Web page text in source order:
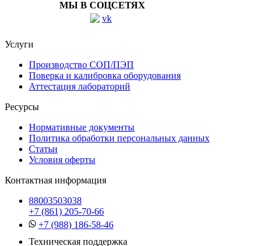
МЫ В СОЦСЕТЯХ
Услуги
Производство СОП/ПЭП
Поверка и калибровка оборудования
Аттестация лабораторий
Ресурсы
Нормативные документы
Политика обработки персональных данных
Статьи
Условия оферты
Контактная информация
88003503038
+7 (861) 205-70-66
+7 (988) 186-58-46
Техническая поддержка